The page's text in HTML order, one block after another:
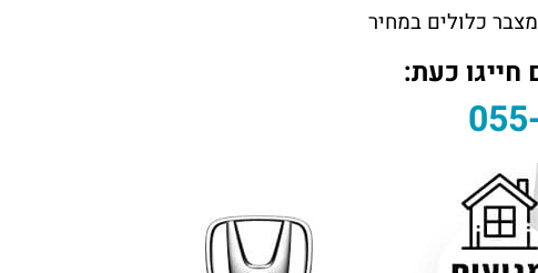
כלולים במחיר
חייגו כעת: